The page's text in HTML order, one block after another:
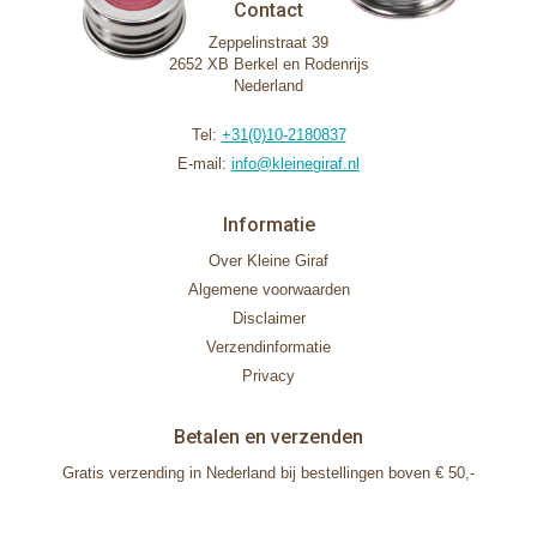
Contact
Zeppelinstraat 39
2652 XB Berkel en Rodenrijs
Nederland
Tel: +31(0)10-2180837
E-mail: info@kleinegiraf.nl
Informatie
Over Kleine Giraf
Algemene voorwaarden
Disclaimer
Verzendinformatie
Privacy
Betalen en verzenden
Gratis verzending in Nederland bij bestellingen boven € 50,-